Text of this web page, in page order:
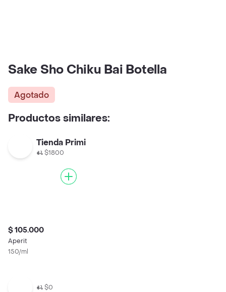
Sake Sho Chiku Bai Botella
Agotado
Productos similares:
Tienda Primi
$1800
$ 105.000
Aperit
150/ml
$0